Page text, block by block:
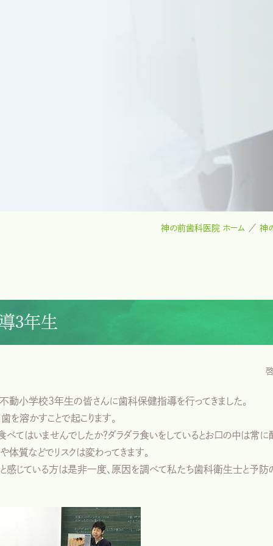
神の前歯科医院 ホーム 神
3年生
動小学校3年生の皆さんに歯科保健指導を行ってきました。
歯を溶かすことで起こります。
べてはいませんでしたか？ダラダラ食いをしているとお口の中は常に
質などでリスクは変わってきます。
と感じている方は是非一度、原因を調べて私たち歯科衛生士と予